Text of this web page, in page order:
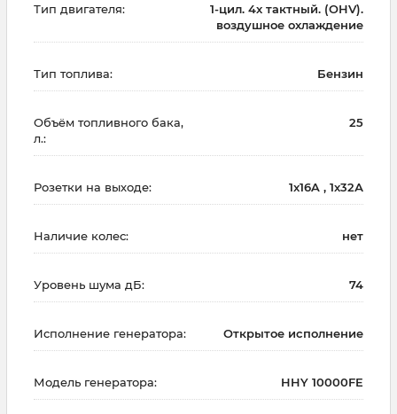
Тип двигателя:
1-цил. 4х тактный. (OHV).
воздушное охлаждение
Тип топлива: Бензин
Объём топливного бака,
л.:
25
Розетки на выходе: 1x16A , 1х32А
Наличие колес: нет
Уровень шума дБ: 74
Исполнение генератора: Открытое исполнение
Модель генератора: HHY 10000FE